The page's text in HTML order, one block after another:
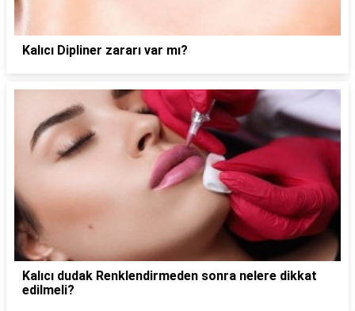
Kalıcı Dipliner zararı var mı?
Kalıcı dudak Renklendirmeden sonra nelere dikkat
edilmeli?